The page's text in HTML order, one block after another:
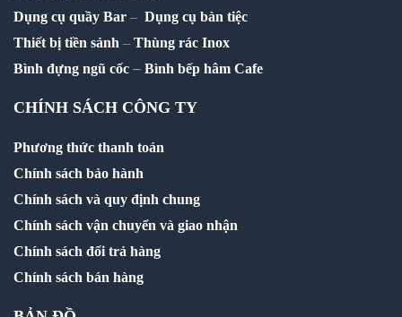
Dụng cụ quầy Bar – Dụng cụ bàn tiệc
Thiết bị tiền sảnh – Thùng rác Inox
Bình đựng ngũ cốc – Bình bếp hâm Cafe
CHÍNH SÁCH CÔNG TY
Phương thức thanh toán
Chính sách bảo hành
Chính sách và quy định chung
Chính sách vận chuyển và giao nhận
Chính sách đổi trả hàng
Chính sách bán hàng